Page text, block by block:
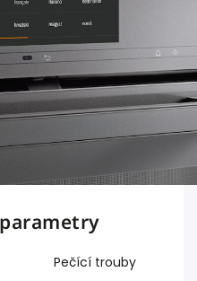
Pečící trouby